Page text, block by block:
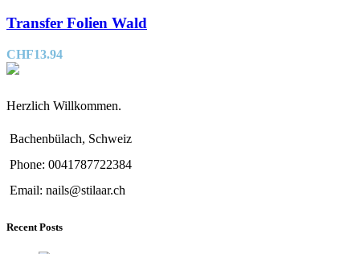
Transfer Folien Wald
CHF13.94
Herzlich Willkommen.
Bachenbülach, Schweiz
Phone: 0041787722384
Email: nails@stilaar.ch
Recent Posts